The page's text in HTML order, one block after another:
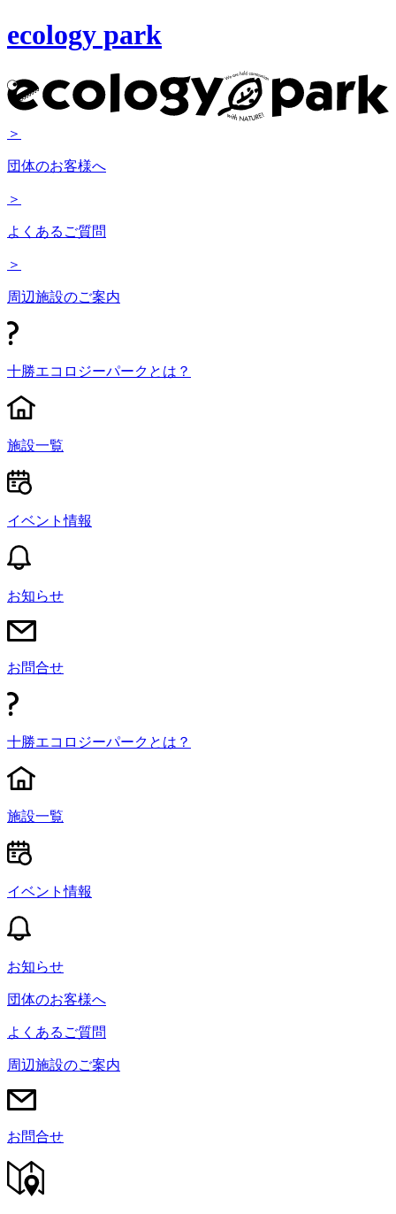
ecology park
＞
団体のお客様へ
＞
よくあるご質問
＞
周辺施設のご案内
十勝エコロジーパークとは？
施設一覧
イベント情報
お知らせ
お問合せ
十勝エコロジーパークとは？
施設一覧
イベント情報
お知らせ
団体のお客様へ
よくあるご質問
周辺施設のご案内
お問合せ